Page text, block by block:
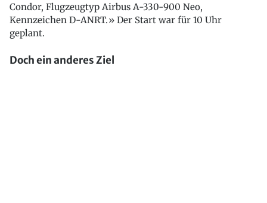
Condor, Flugzeugtyp Airbus A-330-900 Neo,
Kennzeichen D-ANRT.» Der Start war für 10 Uhr
geplant.
Doch ein anderes Ziel